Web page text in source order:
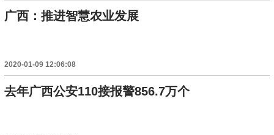
广西：推进智慧农业发展
2020-01-09 12:06:08
去年广西公安110接报警856.7万个